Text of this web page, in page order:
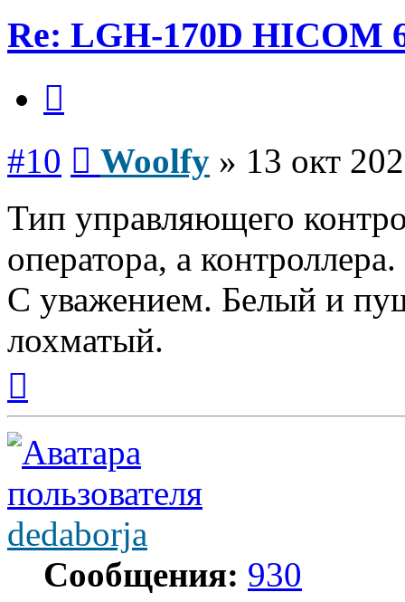
Re: LGH-170D HICOM
#10 Woolfy » 13 окт
Тип управляющего
оператора, а контроллера.
С уважением. Белый и
лохматый.
началу
dedaborja
Сообщения: 930